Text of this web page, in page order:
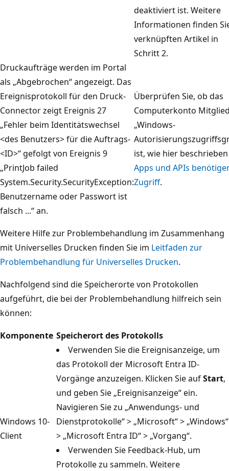
deaktiviert ist. Weitere
Informationen finden
verknüpften Artikel in
Schritt 2.
Druckaufträge werden im Portal
als „Abgebrochen“ angezeigt. Das
Ereignisprotokoll für den Druck-
Connector zeigt Ereignis 27
„Fehler beim Identitätswechsel
<des Benutzers> für die Auftrags-
<ID>“ gefolgt von Ereignis 9
„PrintJob failed
System.Security.SecurityException:
Benutzername oder Passwort ist
falsch ...“ an.
Überprüfen Sie, ob das
Computerkonto
„Windows-
ist, wie hier beschrieben
Apps und APIs
Zugriff.
Weitere Hilfe zur Problembehandlung im Zusammenhang
mit Universelles Drucken finden Sie im Leitfaden zur
Problembehandlung für Universelles Drucken.
Nachfolgend sind die Speicherorte von Protokollen
aufgeführt, die bei der Problembehandlung hilfreich sein
können:
Komponente Speicherort des Protokolls
Windows 10-
Client
Verwenden Sie die Ereignisanzeige, um
das Protokoll der Microsoft Entra ID-
Vorgänge anzuzeigen. Klicken Sie aufStart,
und geben Sie „Ereignisanzeige“ ein.
Navigieren Sie zu „Anwendungs- und
Dienstprotokolle“ > „Microsoft“ > „Windows“
> „Microsoft Entra ID“ > „Vorgang“.
Verwenden Sie Feedback-Hub, um
Protokolle zu sammeln. Weitere